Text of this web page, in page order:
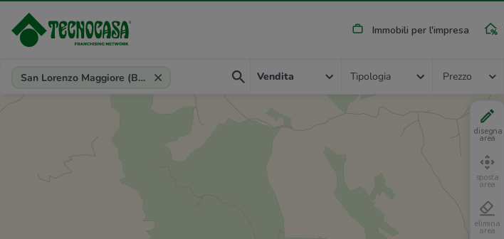
Immobili per l'impresa
Provincia, comune, zona, riferimento
San Lorenzo Maggiore (BN) Vendita Tipologia Prezzo
disegna
area
sposta
area
elimina
area